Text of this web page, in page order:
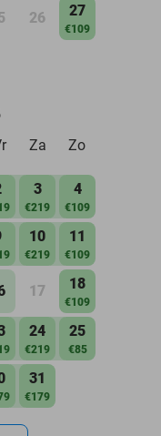
26 27
€109
Za Zo
3
€219
4
€109
10
€219
11
€109
17 18
€109
24
€219
25
€85
31
€179